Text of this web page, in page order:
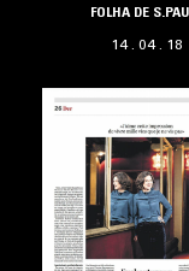
FOLHA DE
14 . 04 . 18